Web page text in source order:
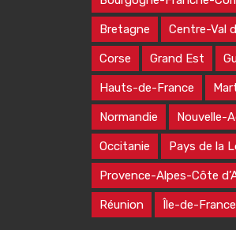
Bretagne Centre-Val
Corse Grand Est
Hauts-de-France
Normandie Nouvelle-
Occitanie Pays de la
Provence-Alpes-Côte
Réunion Île-de-France